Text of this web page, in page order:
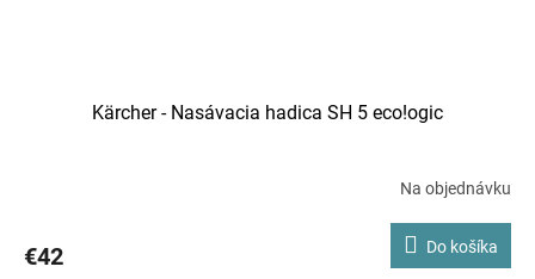
Kärcher - Nasávacia hadica SH 5 eco!ogic
Na objednávku
€42 Do košíka